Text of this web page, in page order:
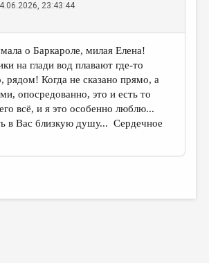
23:43:44
о Баркароле, милая Елена!
на глади вод плавают где-то
рядом! Когда не сказано прямо, а
опосредованно, это и есть то
всё, и я это особенно люблю...
в Вас близкую душу... Сердечное